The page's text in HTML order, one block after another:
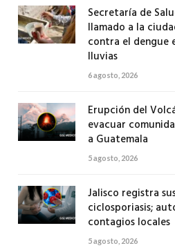
Secretaría de
llamado a la
contra el dengue
lluvias
6 agosto, 2026
Erupción del
evacuar
a Guatemala
5 agosto, 2026
Jalisco registra
ciclosporiasis;
contagios locales
5 agosto, 2026